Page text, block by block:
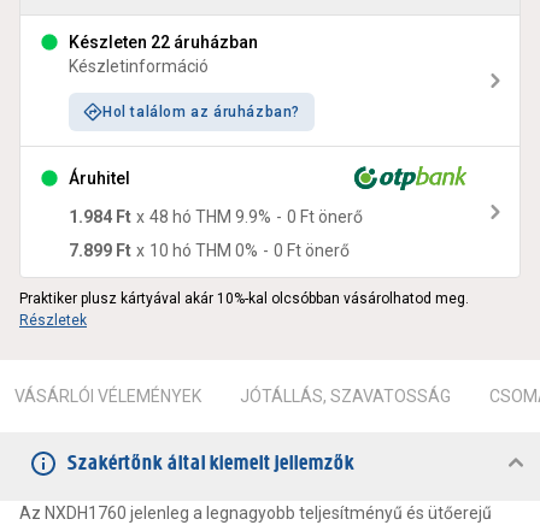
Készleten 22 áruházban
Készletinformáció
Hol találom az áruházban?
Áruhitel
1.984 Ft x 48 hó THM 9.9% - 0 Ftönerő
7.899 Ft x 10 hó THM 0% - 0 Ftönerő
Praktiker plusz kártyával akár 10%-kal olcsóbban vásárolhatod meg.
Részletek
VÁSÁRLÓI VÉLEMÉNYEK JÓTÁLLÁS, SZAVATOSSÁG
Szakértőnk által kiemelt jellemzők
Az NXDH1760 jelenleg a legnagyobb teljesítményű és ütőerejű